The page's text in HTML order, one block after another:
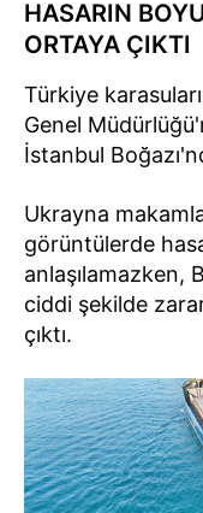
HASARIN
ORTAYA ÇIKTI
Türkiye
Genel
İstanbul
Ukrayna
görüntülerde
anlaşılamazken,
ciddi şekilde
çıktı.